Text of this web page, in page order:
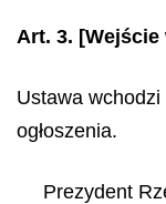
Art. 3. [Wejście
Ustawa wchodzi
ogłoszenia.
Prezydent